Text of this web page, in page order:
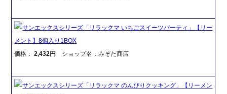
サンエックスシリーズ「リラックマ いちごスイーツパーティ」【リー
メント】8個入り1BOX
価格：2,432円 ショップ名：みぞた商店
サンエックスシリーズ「リラックマ のんびりクッキング」【リーメン